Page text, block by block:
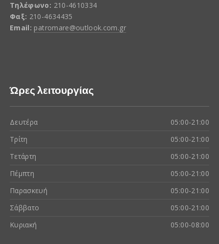
Τηλέφωνο: 210-4610334
Φαξ: 210-4634435
Email: patromare@outlook.com.gr
Ώρες λειτουργίας
Δευτέρα
05:00-21:00
Τρίτη
05:00-21:00
Τετάρτη
05:00-21:00
Πέμπτη
05:00-21:00
Παρασκευή
05:00-21:00
Σάββατο
05:00-21:00
Κυριακή
05:00-08:00